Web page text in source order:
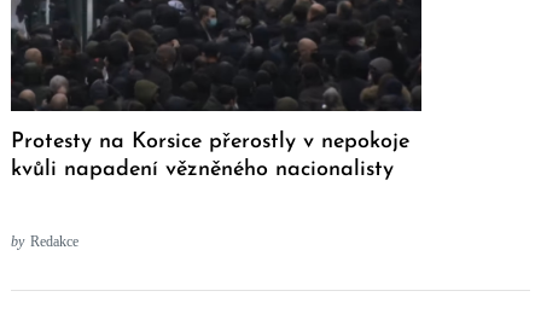
Protesty na Korsice přerostly v nepokoje
kvůli napadení vězněného nacionalisty
by Redakce